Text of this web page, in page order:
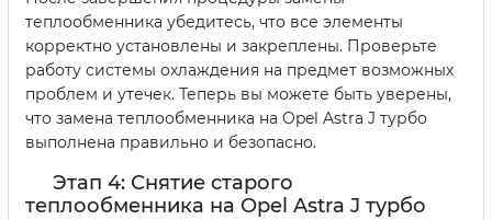
теплообменника убедитесь, что все элементы
корректно установлены и закреплены. Проверьте
работу системы охлаждения на предмет возможных
проблем и утечек. Теперь вы можете быть уверены,
что замена теплообменника на Opel Astra J турбо
выполнена правильно и безопасно.
Этап 4: Снятие старого
теплообменника на Opel Astra J турбо